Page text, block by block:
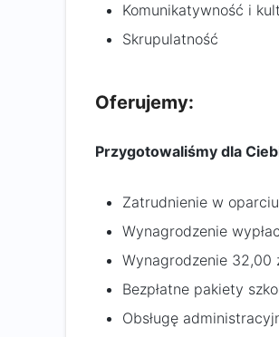
Komunikatywność i
Skrupulatność
Oferujemy:
Przygotowaliśmy dla
Zatrudnienie w
Wynagrodzenie
Wynagrodzenie 32,00
Bezpłatne pakiety
Obsługę